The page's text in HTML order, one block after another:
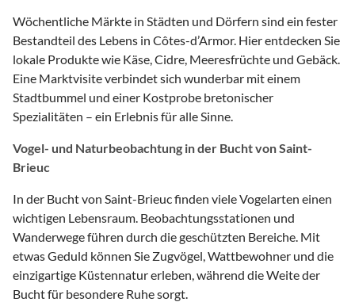
Wöchentliche Märkte in Städten und Dörfern sind ein fester
Bestandteil des Lebens in Côtes-d’Armor. Hier entdecken Sie
lokale Produkte wie Käse, Cidre, Meeresfrüchte und Gebäck.
Eine Marktvisite verbindet sich wunderbar mit einem
Stadtbummel und einer Kostprobe bretonischer
Spezialitäten – ein Erlebnis für alle Sinne.
Vogel- und Naturbeobachtung in der Bucht von Saint-
Brieuc
In der Bucht von Saint-Brieuc finden viele Vogelarten einen
wichtigen Lebensraum. Beobachtungsstationen und
Wanderwege führen durch die geschützten Bereiche. Mit
etwas Geduld können Sie Zugvögel, Wattbewohner und die
einzigartige Küstennatur erleben, während die Weite der
Bucht für besondere Ruhe sorgt.